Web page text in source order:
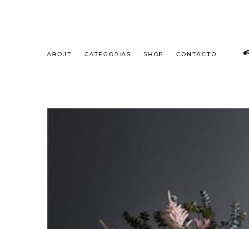
ABOUT CATEGORIAS SHOP CONTACTO